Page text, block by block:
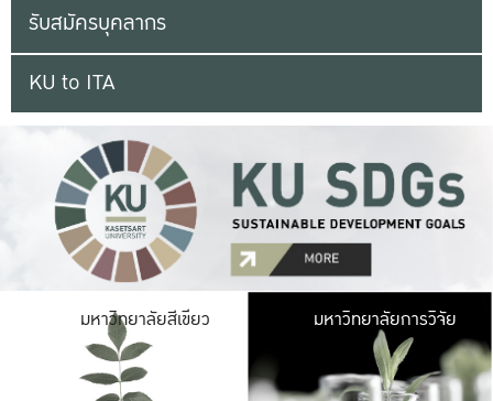
รับสมัครบุคลากร
KU to ITA
มหาวิทยาลัยสีเขียว มหาวิ
มีพื้นที่เขียวสดใส
เป็นป่าในเมือง เกษต
มหาวิทยาลัยการวิจัย